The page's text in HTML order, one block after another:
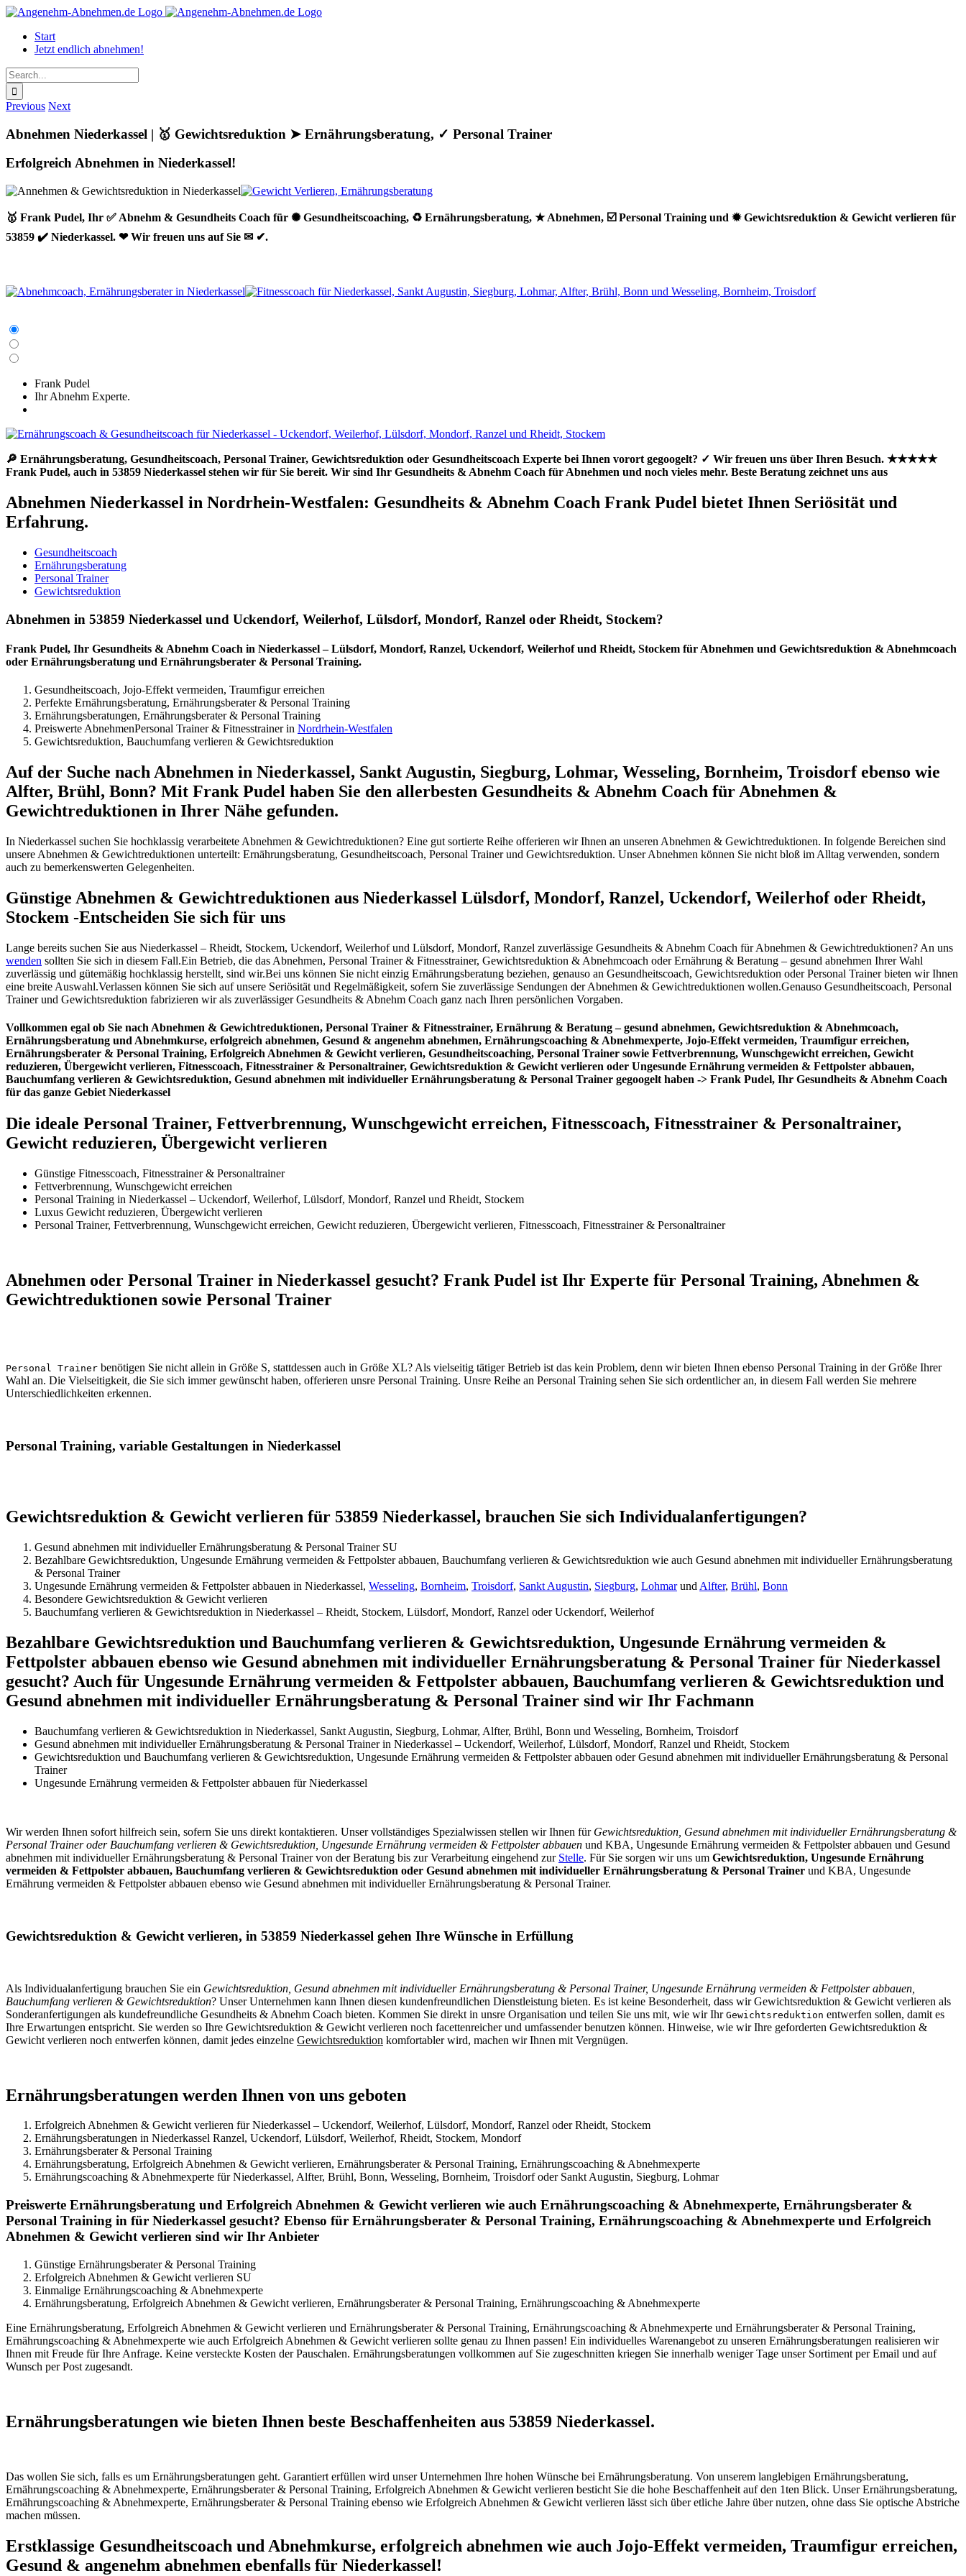
Skip
contentStart
Jetzt endlich abnehmen!
Search
for:
Previous Next
Abnehmen Niederkassel | 🥇 Gewichtsreduktion ➤ Ernährungsberatung, ✓ Personal Trainer
Erfolgreich Abnehmen in Niederkassel!
🥇 Frank Pudel, Ihr ✅ Abnehm & Gesundheits Coach für ✺ Gesundheitscoaching, ♻ Ernährungsberatung, ★ Abnehmen, ☑️ Personal Training und ✹ Gewichtsreduktion & Gewicht verlieren für
53859 ✔️ Niederkassel. ❤ Wir freuen uns auf Sie ✉ ✔.
Frank Pudel
Ihr Abnehm Experte.
🔎 Ernährungsberatung, Gesundheitscoach, Personal Trainer, Gewichtsreduktion oder Gesundheitscoach Experte bei Ihnen vorort gegoogelt? ✓ Wir freuen uns über Ihren Besuch. ★★★★★
Frank Pudel, auch in 53859 Niederkassel stehen wir für Sie bereit. Wir sind Ihr Gesundheits & Abnehm Coach für Abnehmen und noch vieles mehr. Beste Beratung zeichnet uns aus
Abnehmen Niederkassel in Nordrhein-Westfalen: Gesundheits & Abnehm Coach Frank Pudel bietet Ihnen Seriösität und
Erfahrung.
Gesundheitscoach
Ernährungsberatung
Personal Trainer
Gewichtsreduktion
Abnehmen in 53859 Niederkassel und Uckendorf, Weilerhof, Lülsdorf, Mondorf, Ranzel oder Rheidt, Stockem?
Frank Pudel, Ihr Gesundheits & Abnehm Coach in Niederkassel – Lülsdorf, Mondorf, Ranzel, Uckendorf, Weilerhof und Rheidt, Stockem für Abnehmen und Gewichtsreduktion & Abnehmcoach
oder Ernährungsberatung und Ernährungsberater & Personal Training.
Gesundheitscoach, Jojo-Effekt vermeiden, Traumfigur erreichen
Perfekte Ernährungsberatung, Ernährungsberater & Personal Training
Ernährungsberatungen, Ernährungsberater & Personal Training
Preiswerte AbnehmenPersonal Trainer & Fitnesstrainer in Nordrhein-Westfalen
Gewichtsreduktion, Bauchumfang verlieren & Gewichtsreduktion
Auf der Suche nach Abnehmen in Niederkassel, Sankt Augustin, Siegburg, Lohmar, Wesseling, Bornheim, Troisdorf ebenso wie
Alfter, Brühl, Bonn? Mit Frank Pudel haben Sie den allerbesten Gesundheits & Abnehm Coach für Abnehmen &
Gewichtreduktionen in Ihrer Nähe gefunden.
In Niederkassel suchen Sie hochklassig verarbeitete Abnehmen & Gewichtreduktionen? Eine gut sortierte Reihe offerieren wir Ihnen an unseren Abnehmen & Gewichtreduktionen. In folgende Bereichen sind
unsere Abnehmen & Gewichtreduktionen unterteilt: Ernährungsberatung, Gesundheitscoach, Personal Trainer und Gewichtsreduktion. Unser Abnehmen können Sie nicht bloß im Alltag verwenden, sondern
auch zu bemerkenswerten Gelegenheiten.
Günstige Abnehmen & Gewichtreduktionen aus Niederkassel Lülsdorf, Mondorf, Ranzel, Uckendorf, Weilerhof oder Rheidt,
Stockem -Entscheiden Sie sich für uns
Lange bereits suchen Sie aus Niederkassel – Rheidt, Stockem, Uckendorf, Weilerhof und Lülsdorf, Mondorf, Ranzel zuverlässige Gesundheits & Abnehm Coach für Abnehmen & Gewichtreduktionen? An uns
wenden sollten Sie sich in diesem Fall.Ein Betrieb, die das Abnehmen, Personal Trainer & Fitnesstrainer, Gewichtsreduktion & Abnehmcoach oder Ernährung & Beratung – gesund abnehmen Ihrer Wahl
zuverlässig und gütemäßig hochklassig herstellt, sind wir.Bei uns können Sie nicht einzig Ernährungsberatung beziehen, genauso an Gesundheitscoach, Gewichtsreduktion oder Personal Trainer bieten wir Ihnen
eine breite Auswahl.Verlassen können Sie sich auf unsere Seriösität und Regelmäßigkeit, sofern Sie zuverlässige Sendungen der Abnehmen & Gewichtreduktionen wollen.Genauso Gesundheitscoach, Personal
Trainer und Gewichtsreduktion fabrizieren wir als zuverlässiger Gesundheits & Abnehm Coach ganz nach Ihren persönlichen Vorgaben.
Vollkommen egal ob Sie nach Abnehmen & Gewichtreduktionen, Personal Trainer & Fitnesstrainer, Ernährung & Beratung – gesund abnehmen, Gewichtsreduktion & Abnehmcoach,
Ernährungsberatung und Abnehmkurse, erfolgreich abnehmen, Gesund & angenehm abnehmen, Ernährungscoaching & Abnehmexperte, Jojo-Effekt vermeiden, Traumfigur erreichen,
Ernährungsberater & Personal Training, Erfolgreich Abnehmen & Gewicht verlieren, Gesundheitscoaching, Personal Trainer sowie Fettverbrennung, Wunschgewicht erreichen, Gewicht
reduzieren, Übergewicht verlieren, Fitnesscoach, Fitnesstrainer & Personaltrainer, Gewichtsreduktion & Gewicht verlieren oder Ungesunde Ernährung vermeiden & Fettpolster abbauen,
Bauchumfang verlieren & Gewichtsreduktion, Gesund abnehmen mit individueller Ernährungsberatung & Personal Trainer gegoogelt haben -> Frank Pudel, Ihr Gesundheits & Abnehm Coach
für das ganze Gebiet Niederkassel
Die ideale Personal Trainer, Fettverbrennung, Wunschgewicht erreichen, Fitnesscoach, Fitnesstrainer & Personaltrainer,
Gewicht reduzieren, Übergewicht verlieren
Günstige Fitnesscoach, Fitnesstrainer & Personaltrainer
Fettverbrennung, Wunschgewicht erreichen
Personal Training in Niederkassel – Uckendorf, Weilerhof, Lülsdorf, Mondorf, Ranzel und Rheidt, Stockem
Luxus Gewicht reduzieren, Übergewicht verlieren
Personal Trainer, Fettverbrennung, Wunschgewicht erreichen, Gewicht reduzieren, Übergewicht verlieren, Fitnesscoach, Fitnesstrainer & Personaltrainer
Abnehmen oder Personal Trainer in Niederkassel gesucht? Frank Pudel ist Ihr Experte für Personal Training, Abnehmen &
Gewichtreduktionen sowie Personal Trainer
Personal Trainer benötigen Sie nicht allein in Größe S, stattdessen auch in Größe XL? Als vielseitig tätiger Betrieb ist das kein Problem, denn wir bieten Ihnen ebenso Personal Training in der Größe Ihrer
Wahl an. Die Vielseitigkeit, die Sie sich immer gewünscht haben, offerieren unsre Personal Training. Unsre Reihe an Personal Training sehen Sie sich ordentlicher an, in diesem Fall werden Sie mehrere
Unterschiedlichkeiten erkennen.
Personal Training, variable Gestaltungen in Niederkassel
Gewichtsreduktion & Gewicht verlieren für 53859 Niederkassel, brauchen Sie sich Individualanfertigungen?
Gesund abnehmen mit individueller Ernährungsberatung & Personal Trainer SU
Bezahlbare Gewichtsreduktion, Ungesunde Ernährung vermeiden & Fettpolster abbauen, Bauchumfang verlieren & Gewichtsreduktion wie auch Gesund abnehmen mit individueller Ernährungsberatung
& Personal Trainer
Ungesunde Ernährung vermeiden & Fettpolster abbauen in Niederkassel, Wesseling, Bornheim, Troisdorf, Sankt Augustin, Siegburg, Lohmarund Alfter, Brühl, Bonn
Besondere Gewichtsreduktion & Gewicht verlieren
Bauchumfang verlieren & Gewichtsreduktion in Niederkassel – Rheidt, Stockem, Lülsdorf, Mondorf, Ranzel oder Uckendorf, Weilerhof
Bezahlbare Gewichtsreduktion und Bauchumfang verlieren & Gewichtsreduktion, Ungesunde Ernährung vermeiden &
Fettpolster abbauen ebenso wie Gesund abnehmen mit individueller Ernährungsberatung & Personal Trainer für Niederkassel
gesucht? Auch für Ungesunde Ernährung vermeiden & Fettpolster abbauen, Bauchumfang verlieren & Gewichtsreduktion und
Gesund abnehmen mit individueller Ernährungsberatung & Personal Trainer sind wir Ihr Fachmann
Bauchumfang verlieren & Gewichtsreduktion in Niederkassel, Sankt Augustin, Siegburg, Lohmar, Alfter, Brühl, Bonn und Wesseling, Bornheim, Troisdorf
Gesund abnehmen mit individueller Ernährungsberatung & Personal Trainer in Niederkassel – Uckendorf, Weilerhof, Lülsdorf, Mondorf, Ranzel und Rheidt, Stockem
Gewichtsreduktion und Bauchumfang verlieren & Gewichtsreduktion, Ungesunde Ernährung vermeiden & Fettpolster abbauen oder Gesund abnehmen mit individueller Ernährungsberatung & Personal
Trainer
Ungesunde Ernährung vermeiden & Fettpolster abbauen für Niederkassel
Wir werden Ihnen sofort hilfreich sein, sofern Sie uns direkt kontaktieren. Unser vollständiges Spezialwissen stellen wir Ihnen für Gewichtsreduktion, Gesund abnehmen mit individueller Ernährungsberatung &
Personal Trainer oder Bauchumfang verlieren & Gewichtsreduktion, Ungesunde Ernährung vermeiden & Fettpolster abbauen und KBA, Ungesunde Ernährung vermeiden & Fettpolster abbauen und Gesund
abnehmen mit individueller Ernährungsberatung & Personal Trainer von der Beratung bis zur Verarbeitung eingehend zur Stelle. Für Sie sorgen wir uns um Gewichtsreduktion, Ungesunde Ernährung
vermeiden & Fettpolster abbauen, Bauchumfang verlieren & Gewichtsreduktion oder Gesund abnehmen mit individueller Ernährungsberatung & Personal Trainer und KBA, Ungesunde
Ernährung vermeiden & Fettpolster abbauen ebenso wie Gesund abnehmen mit individueller Ernährungsberatung & Personal Trainer.
Gewichtsreduktion & Gewicht verlieren, in 53859 Niederkassel gehen Ihre Wünsche in Erfüllung
Als Individualanfertigung brauchen Sie ein Gewichtsreduktion, Gesund abnehmen mit individueller Ernährungsberatung & Personal Trainer, Ungesunde Ernährung vermeiden & Fettpolster abbauen,
Bauchumfang verlieren & Gewichtsreduktion? Unser Unternehmen kann Ihnen diesen kundenfreundlichen Dienstleistung bieten. Es ist keine Besonderheit, dass wir Gewichtsreduktion & Gewicht verlieren als
Sonderanfertigungen als kundefreundliche Gesundheits & Abnehm Coach bieten. Kommen Sie direkt in unsre Organisation und teilen Sie uns mit, wie wir Ihr Gewichtsreduktion entwerfen sollen, damit es
Ihre Erwartungen entspricht. Sie werden so Ihre Gewichtsreduktion & Gewicht verlieren noch facettenreicher und umfassender benutzen können. Hinweise, wie wir Ihre geforderten Gewichtsreduktion &
Gewicht verlieren noch entwerfen können, damit jedes einzelne Gewichtsreduktion komfortabler wird, machen wir Ihnen mit Vergnügen.
Ernährungsberatungen werden Ihnen von uns geboten
Erfolgreich Abnehmen & Gewicht verlieren für Niederkassel – Uckendorf, Weilerhof, Lülsdorf, Mondorf, Ranzel oder Rheidt, Stockem
Ernährungsberatungen in Niederkassel Ranzel, Uckendorf, Lülsdorf, Weilerhof, Rheidt, Stockem, Mondorf
Ernährungsberater & Personal Training
Ernährungsberatung, Erfolgreich Abnehmen & Gewicht verlieren, Ernährungsberater & Personal Training, Ernährungscoaching & Abnehmexperte
Ernährungscoaching & Abnehmexperte für Niederkassel, Alfter, Brühl, Bonn, Wesseling, Bornheim, Troisdorf oder Sankt Augustin, Siegburg, Lohmar
Preiswerte Ernährungsberatung und Erfolgreich Abnehmen & Gewicht verlieren wie auch Ernährungscoaching & Abnehmexperte, Ernährungsberater &
Personal Training in für Niederkassel gesucht? Ebenso für Ernährungsberater & Personal Training, Ernährungscoaching & Abnehmexperte und Erfolgreich
Abnehmen & Gewicht verlieren sind wir Ihr Anbieter
Günstige Ernährungsberater & Personal Training
Erfolgreich Abnehmen & Gewicht verlieren SU
Einmalige Ernährungscoaching & Abnehmexperte
Ernährungsberatung, Erfolgreich Abnehmen & Gewicht verlieren, Ernährungsberater & Personal Training, Ernährungscoaching & Abnehmexperte
Eine Ernährungsberatung, Erfolgreich Abnehmen & Gewicht verlieren und Ernährungsberater & Personal Training, Ernährungscoaching & Abnehmexperte und Ernährungsberater & Personal Training,
Ernährungscoaching & Abnehmexperte wie auch Erfolgreich Abnehmen & Gewicht verlieren sollte genau zu Ihnen passen! Ein individuelles Warenangebot zu unseren Ernährungsberatungen realisieren wir
Ihnen mit Freude für Ihre Anfrage. Keine versteckte Kosten der Pauschalen. Ernährungsberatungen vollkommen auf Sie zugeschnitten kriegen Sie innerhalb weniger Tage unser Sortiment per Email und auf
Wunsch per Post zugesandt.
Ernährungsberatungen wie bieten Ihnen beste Beschaffenheiten aus 53859 Niederkassel.
Das wollen Sie sich, falls es um Ernährungsberatungen geht. Garantiert erfüllen wird unser Unternehmen Ihre hohen Wünsche bei Ernährungsberatung. Von unserem langlebigen Ernährungsberatung,
Ernährungscoaching & Abnehmexperte, Ernährungsberater & Personal Training, Erfolgreich Abnehmen & Gewicht verlieren besticht Sie die hohe Beschaffenheit auf den 1ten Blick. Unser Ernährungsberatung,
Ernährungscoaching & Abnehmexperte, Ernährungsberater & Personal Training ebenso wie Erfolgreich Abnehmen & Gewicht verlieren lässt sich über etliche Jahre über nutzen, ohne dass Sie optische Abstriche
machen müssen.
Erstklassige Gesundheitscoach und Abnehmkurse, erfolgreich abnehmen wie auch Jojo-Effekt vermeiden, Traumfigur erreichen,
Gesund & angenehm abnehmen ebenfalls für Niederkassel!